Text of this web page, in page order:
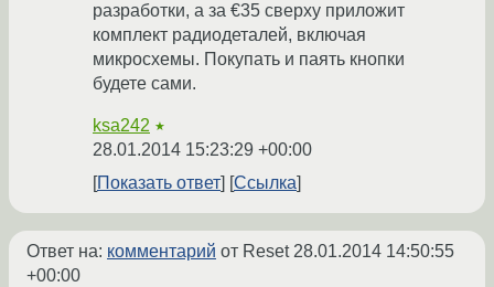
разработки, а за €35 сверху приложит
комплект радиодеталей, включая
микросхемы. Покупать и паять кнопки
будете сами.
ksa242 ★
28.01.2014 15:23:29 +00:00
Показать ответ
Ссылка
Ответ на: комментарий от Reset28.01.2014 14:50:55
+00:00